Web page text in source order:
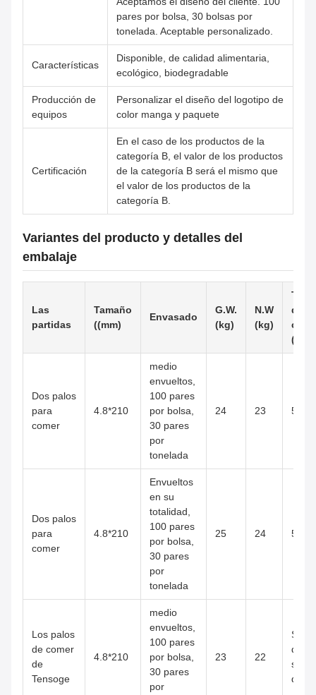
pares por bolsa, 30 bolsas por
tonelada. Aceptable personalizado.
Características
Disponible, de calidad alimentaria,
ecológico, biodegradable
Producción de
equipos
Personalizar el diseño del logotipo de
color manga y paquete
Certificación
En el caso de los productos de la
categoría B, el valor de los productos
de la categoría B será el mismo que
el valor de los productos de la
categoría B.
Variantes del producto y detalles del
embalaje
Las
partidas
Tamaño
((mm)
Envasado
G.W.
(kg)
N.W
(kg)
del
((cm)
Dos palos
para
comer
4.8*210
medio
envueltos,
100 pares
por bolsa,
30 pares
por
tonelada
24 23
Dos palos
para
comer
4.8*210
Envueltos
en su
totalidad,
100 pares
por bolsa,
30 pares
por
tonelada
25 24
Los palos
de comer
de
Tensoge
4.8*210
medio
envueltos,
100 pares
por bolsa,
30 pares
por
23 22
Se
de
serie